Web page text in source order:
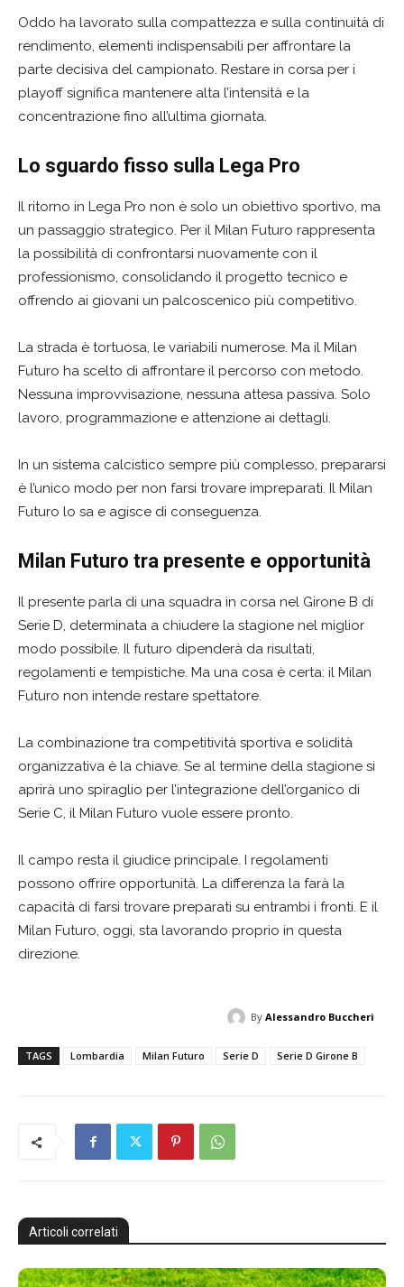
Oddo ha lavorato sulla compattezza e sulla continuità di
rendimento, elementi indispensabili per affrontare la
parte decisiva del campionato. Restare in corsa per i
playoff significa mantenere alta l’intensità e la
concentrazione fino all’ultima giornata.
Lo sguardo fisso sulla Lega Pro
Il ritorno in Lega Pro non è solo un obiettivo sportivo, ma
un passaggio strategico. Per il Milan Futuro rappresenta
la possibilità di confrontarsi nuovamente con il
professionismo, consolidando il progetto tecnico e
offrendo ai giovani un palcoscenico più competitivo.
La strada è tortuosa, le variabili numerose. Ma il Milan
Futuro ha scelto di affrontare il percorso con metodo.
Nessuna improvvisazione, nessuna attesa passiva. Solo
lavoro, programmazione e attenzione ai dettagli.
In un sistema calcistico sempre più complesso, prepararsi
è l’unico modo per non farsi trovare impreparati. Il Milan
Futuro lo sa e agisce di conseguenza.
Milan Futuro tra presente e opportunità
Il presente parla di una squadra in corsa nel Girone B di
Serie D, determinata a chiudere la stagione nel miglior
modo possibile. Il futuro dipenderà da risultati,
regolamenti e tempistiche. Ma una cosa è certa: il Milan
Futuro non intende restare spettatore.
La combinazione tra competitività sportiva e solidità
organizzativa è la chiave. Se al termine della stagione si
aprirà uno spiraglio per l’integrazione dell’organico di
Serie C, il Milan Futuro vuole essere pronto.
Il campo resta il giudice principale. I regolamenti
possono offrire opportunità. La differenza la farà la
capacità di farsi trovare preparati su entrambi i fronti. E il
Milan Futuro, oggi, sta lavorando proprio in questa
direzione.
By Alessandro Buccheri
TAGS Lombardia Milan Futuro Serie D Serie D Girone B
Articoli correlati